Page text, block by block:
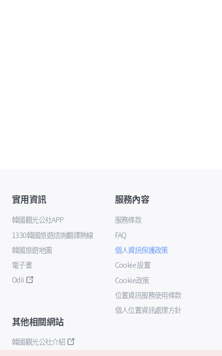
實用資訊
韓國觀光公社APP
1330韓國旅遊諮詢翻譯熱線
韓國旅遊地圖
電子書
Odii
服務內容
服務條款
FAQ
個人資訊保護政策
Cookie 設置
Cookie政策
位置資訊服務使用條款
個人位置資訊處理方針
其他相關網站
韓國觀光公社介紹